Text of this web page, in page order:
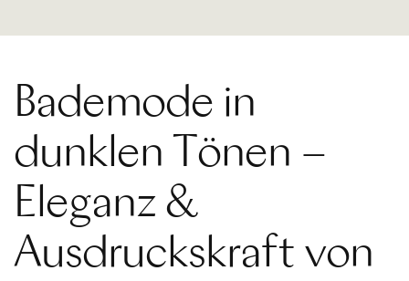
Bademode in
dunklen Tönen –
Eleganz &
Ausdruckskraft von